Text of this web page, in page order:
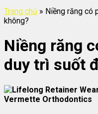
Trang chủ » Niềng răng có
không?
Niềng răng
duy trì suốt